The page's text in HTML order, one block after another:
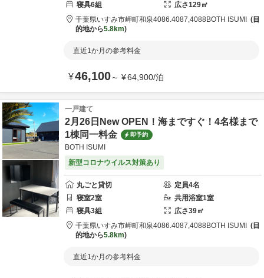
寝具6組 広さ129㎡
千葉県いすみ市岬町和泉4086.4087,4088BOTH ISUMI
目
的地から5.8km
直近1か月の参考料金
¥46,100～ ¥64,900/泊
一戸建て
2月26日New OPEN！海まですぐ！4名様まで
1棟同一料金
即予約
BOTH ISUMI
新型コロナウイルス対策あり
丸ごと貸切 定員4名
寝室2室 共用浴室1室
寝具3組 広さ39㎡
千葉県いすみ市岬町和泉4086.4087,4088BOTH ISUMI
目
的地から5.8km
直近1か月の参考料金